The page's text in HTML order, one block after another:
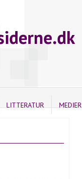
LITTERATUR MEDIER